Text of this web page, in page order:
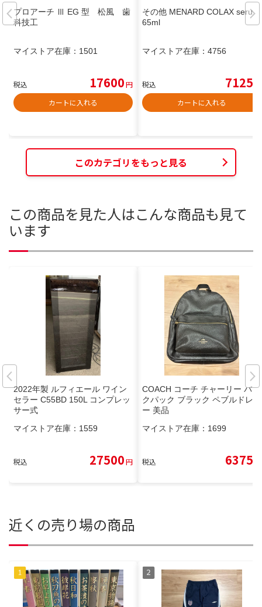
プロアーチ Ⅲ EG 型 松風 歯
科技工
マイストア在庫： 1501
税込 17600円
カートに入れる
その他 MENARD COLAX serum
65ml
マイストア在庫： 4756
税込 7125
カートに入れる
このカテゴリをもっと見る
この商品を見た人はこんな商品も見て
います
2022年製 ルフィエール ワイン
セラー C55BD 150L コンプレッ
サー式
マイストア在庫： 1559
税込 27500円
COACH コーチ チャーリー バッ
クパック ブラック ペブルドレザ
ー 美品
マイストア在庫： 1699
税込 6375
近くの売り場の商品